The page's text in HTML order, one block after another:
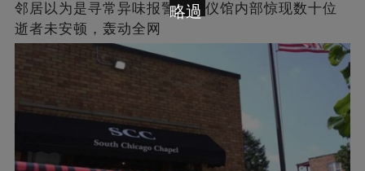
邻居以为是寻常异味报警！殡仪馆内部惊现数十位
逝者未安顿，轰动全网
略過